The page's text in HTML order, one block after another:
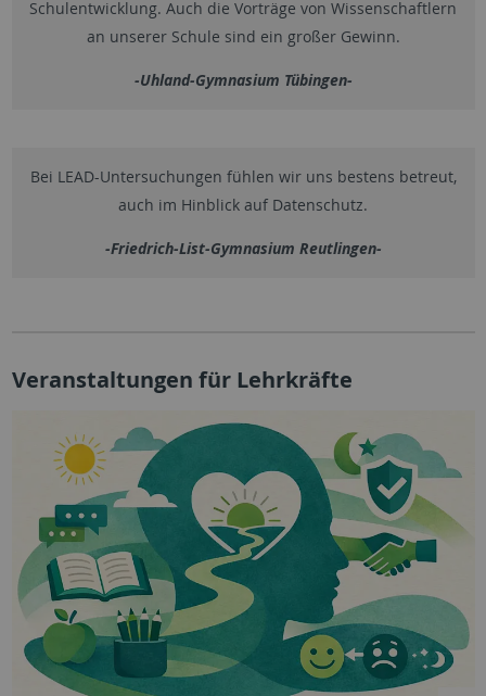
Schulentwicklung. Auch die Vorträge von Wissenschaftlern
an unserer Schule sind ein großer Gewinn.
-Uhland-Gymnasium Tübingen-
Bei LEAD-Untersuchungen fühlen wir uns bestens betreut,
auch im Hinblick auf Datenschutz.
-Friedrich-List-Gymnasium Reutlingen-
Veranstaltungen für Lehrkräfte